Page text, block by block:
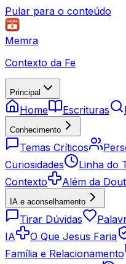
Pular para o conteúdo
Memra
Contexto da Fe
Principal
Home Escrituras
Conhecimento
Temas Críticos
Curiosidades
Linha do
Contexto
Além da
IA e aconselhamento
Tirar Dúvidas
IA
O Que Jesus Faria
Família e Relacionamento